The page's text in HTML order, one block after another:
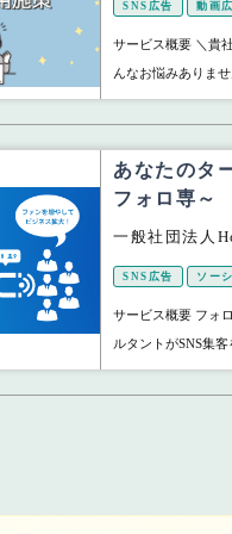
SNS広告 動画
サービス概要 ＼貴
んなお悩みありま
あなたのタ
フォロ専～
一般社団法人
SNS広告 ソー
サービス概要 フォ
ルタントがSNS集